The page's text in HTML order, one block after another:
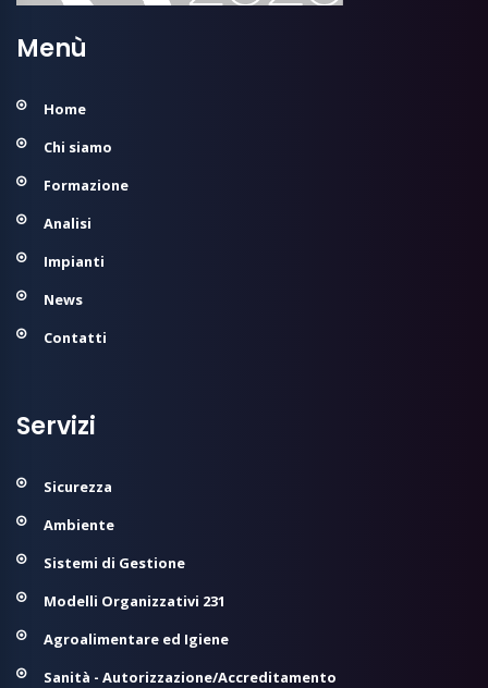
Menù
Home
Chi siamo
Formazione
Analisi
Impianti
News
Contatti
Servizi
Sicurezza
Ambiente
Sistemi di Gestione
Modelli Organizzativi 231
Agroalimentare ed Igiene
Sanità - Autorizzazione/Accreditamento